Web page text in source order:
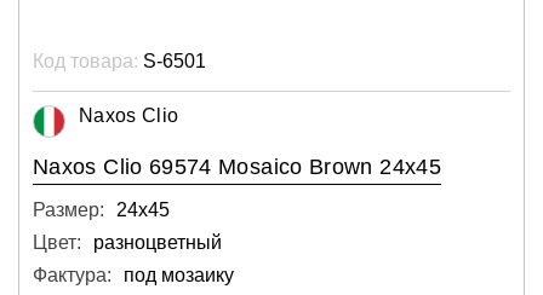
Код товара: S-6501
Naxos Clio
Naxos Clio 69574 Mosaico Brown 24x45
Размер:
24х45
Цвет:
разноцветный
Фактура:
под мозаику